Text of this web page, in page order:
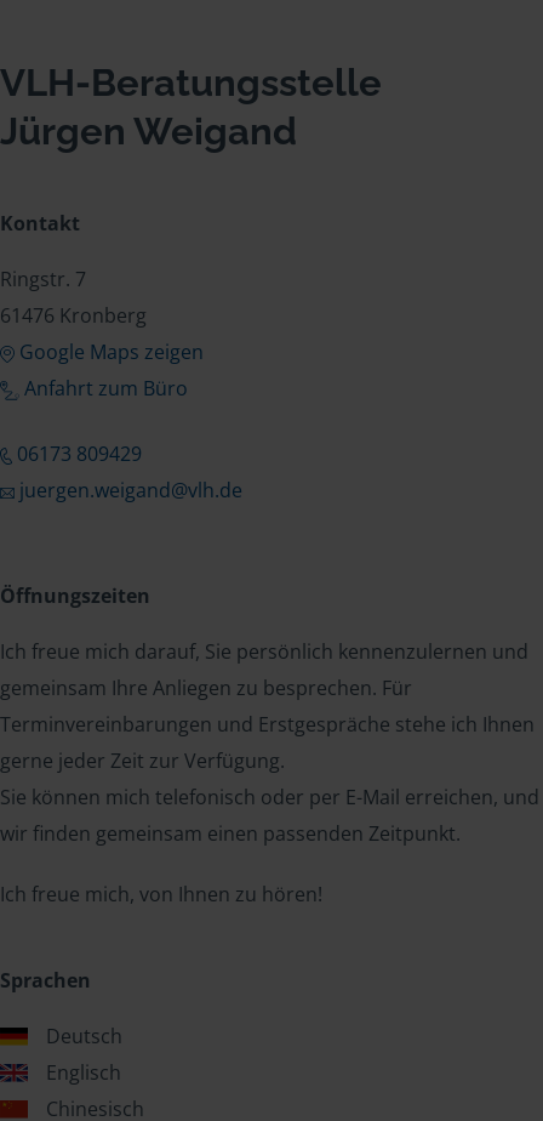
VLH-Beratungsstelle
Jürgen Weigand
Kontakt
Ringstr. 7
61476 Kronberg
Google Maps zeigen
Anfahrt zum Büro
06173 809429
juergen.weigand@vlh.de
Öffnungszeiten
Ich freue mich darauf, Sie persönlich kennenzulernen und
gemeinsam Ihre Anliegen zu besprechen. Für
Terminvereinbarungen und Erstgespräche stehe ich Ihnen
gerne jeder Zeit zur Verfügung.
Sie können mich telefonisch oder per E-Mail erreichen, und
wir finden gemeinsam einen passenden Zeitpunkt.
Ich freue mich, von Ihnen zu hören!
Sprachen
Deutsch
Englisch
Chinesisch